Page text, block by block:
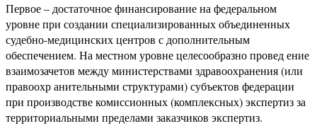
Первое – достаточное финансирование на федеральном
уровне при создании специализированных объединенных
судебно-медицинских центров с дополнительным
обеспечением. На местном уровне целесообразно провед ение
взаимозачетов между министерствами здравоохранения (или
правоохр анительными структурами) субъектов федерации
при производстве комиссионных (комплексных) экспертиз за
территориальными пределами заказчиков экспертиз.